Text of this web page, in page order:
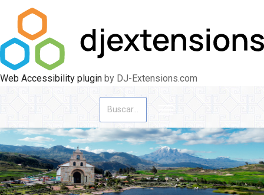
Web Accessibility plugin by DJ-Extensions.com
Buscar